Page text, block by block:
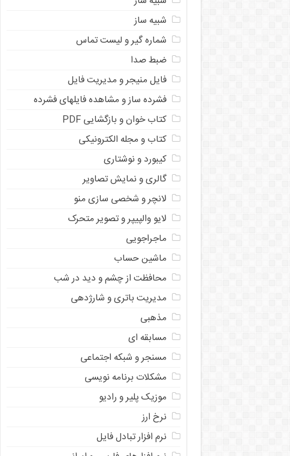
شبیه ساز
شماره گیر و لیست تماس
ضبط صدا
فایل منیجر و مدیریت فایل
فشرده ساز و مشاهده فایلهای فشرده
کتاب خوان و بازگشایی PDF
کتاب و مجله الکترونیکی
کیبورد و نوشتاری
گالری و نمایش تصاویر
لانچر و شخصی سازی منو
لایو والپیپر و تصویر متحرک
ماجراجویی
ماشین حساب
محافظت از چشم و دید در شب
مدیریت باتری و شارژدهی
مذهبی
مسابقه ای
مسنجر و شبکه اجتماعی
مشکلات برنامه نویسی
موزیک پلیر و رادیو
نرخ ارز
ﻧﺮﻡ ﺍﻓﺰﺍﺭ ﺗﺒﺎﺩﻝ ﻓﺎﻳﻞ